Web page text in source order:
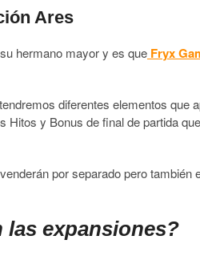
Ares
hermano mayor y es que Fryx
tendremos diferentes elementos que
Hitos y Bonus de final de partida
por separado pero también
las expansiones?